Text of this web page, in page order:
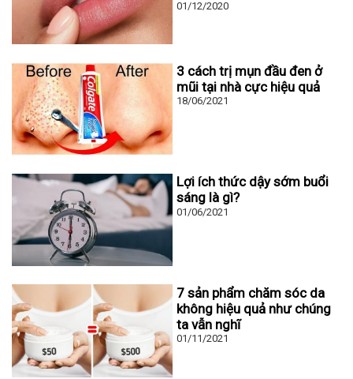
01/12/2020
3 cách trị mụn đầu đen ở
mũi tại nhà cực hiệu quả
18/06/2021
Lợi ích thức dậy sớm buổi
sáng là gì?
01/06/2021
7 sản phẩm chăm sóc da
không hiệu quả như chúng
ta vẫn nghĩ
01/11/2021